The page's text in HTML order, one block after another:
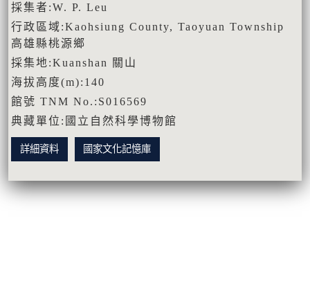
採集者:W. P. Leu
行政區域:Kaohsiung County, Taoyuan Township
高雄縣桃源鄉
採集地:Kuanshan 關山
海拔高度(m):140
館號 TNM No.:S016569
典藏單位:國立自然科學博物館
詳細資料 國家文化記憶庫